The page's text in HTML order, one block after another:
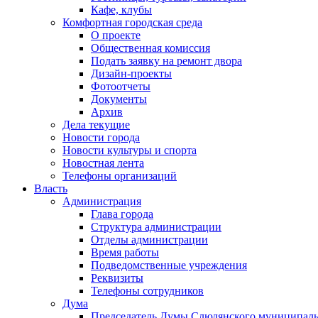
Кафе, клубы
Комфортная городская среда
О проекте
Общественная комиссия
Подать заявку на ремонт двора
Дизайн-проекты
Фотоотчеты
Документы
Архив
Дела текущие
Новости города
Новости культуры и спорта
Новостная лента
Телефоны организаций
Власть
Администрация
Глава города
Структура администрации
Отделы администрации
Время работы
Подведомственные учреждения
Реквизиты
Телефоны сотрудников
Дума